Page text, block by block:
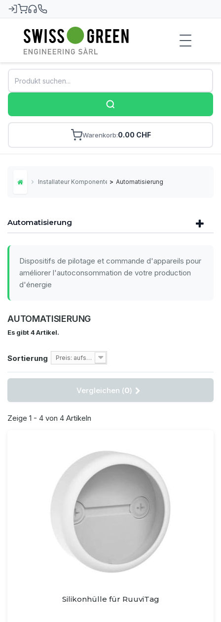
Swiss-Green
Warenkorb 0.00 CHF
Home Installateur Komponenten> Automatisierung
Automatisierung
Dispositifs de pilotage et commande d'appareils pour
améliorer l'autoconsommation de votre production
d'énergie
AUTOMATISIERUNG
Es gibt 4 Artikel.
Sortierung Preis: aufsteigend
Vergleichen (0)
Zeige 1 - 4 von 4 Artikeln
Silikonhülle für RuuviTag